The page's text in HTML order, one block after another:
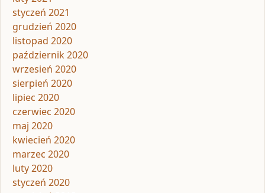
styczeń 2021
grudzień 2020
listopad 2020
październik 2020
wrzesień 2020
sierpień 2020
lipiec 2020
czerwiec 2020
maj 2020
kwiecień 2020
marzec 2020
luty 2020
styczeń 2020